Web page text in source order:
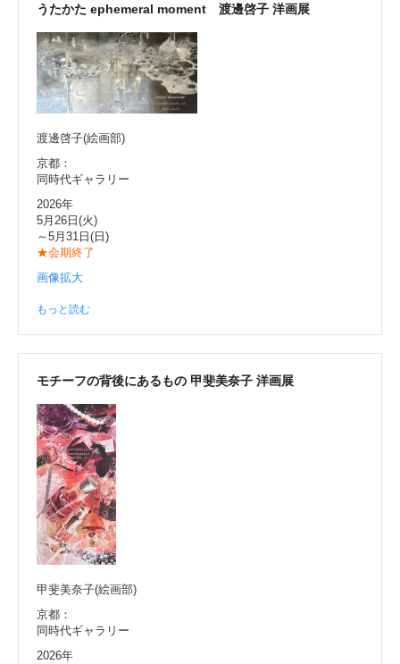
うたかた ephemeral moment 渡邊啓子 洋画展
渡邊啓子(絵画部)
京都：
同時代ギャラリー
2026年
5月26日(火)
～5月31日(日)
★会期終了
画像拡大
もっと読む
モチーフの背後にあるもの 甲斐美奈子 洋画展
甲斐美奈子(絵画部)
京都：
同時代ギャラリー
2026年